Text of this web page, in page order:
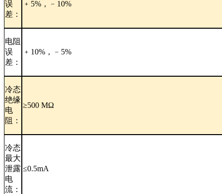
误
差：
﹢5%，﹣10%
电阻
误
差：
﹢10%，﹣5%
冷态
绝缘
电
阻：
≥500 MΩ
冷态
最大
泄露
电
流：
≤0.5mA